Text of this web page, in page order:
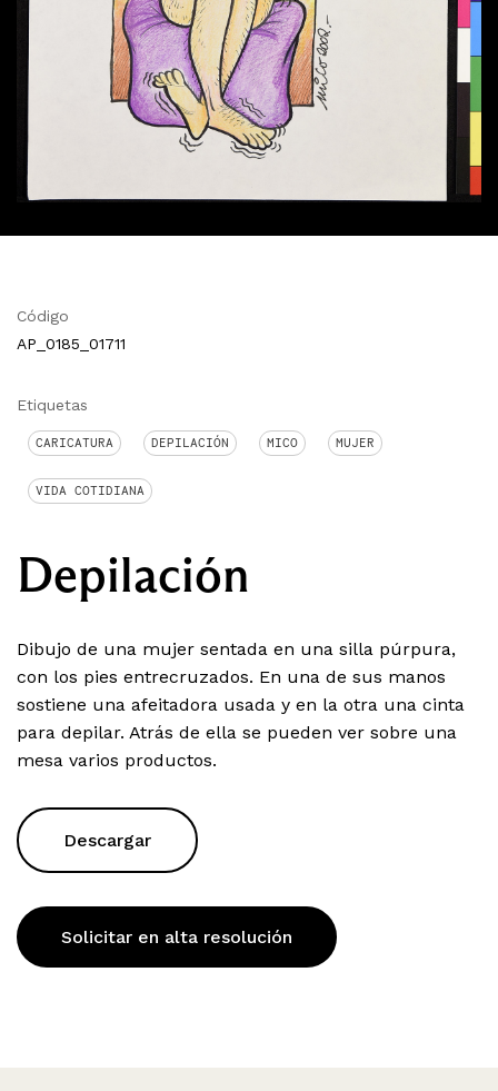
Código
AP_0185_01711
Etiquetas
CARICATURA DEPILACIÓN MICO MUJER
VIDA COTIDIANA
Depilación
Dibujo de una mujer sentada en una silla púrpura,
con los pies entrecruzados. En una de sus manos
sostiene una afeitadora usada y en la otra una cinta
para depilar. Atrás de ella se pueden ver sobre una
mesa varios productos.
Descargar
Solicitar en alta resolución